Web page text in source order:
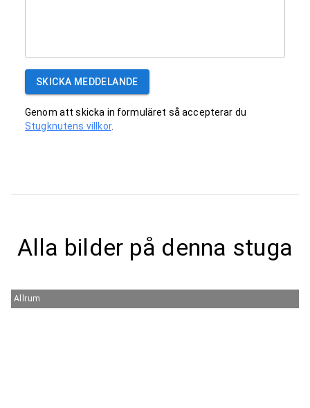
SKICKA MEDDELANDE
Genom att skicka in formuläret så accepterar du
Stugknutens villkor.
Alla bilder på denna stuga
Allrum